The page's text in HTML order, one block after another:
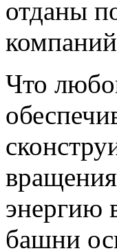
отданы
Что
энергию
башни